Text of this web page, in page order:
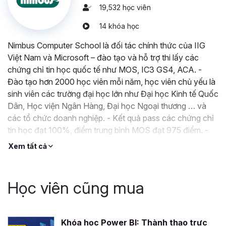
SQL này?
Khóa học này dành cho bất kỳ ai muốn học SQL để phục
vụ cho công việc truy vấn, phân tích, và quản lý cơ sở dữ
liệu,...
Sinh viên sắp ra trường hoặc nhân viên làm việc tại các vị
trí phải quản lý và phân tích dữ liệu nhưdata analyst,
tester(kiểm thử phần mềm),nhà quản trị cơ sở dữ
liệu ,...
Hoặc thậm chí, các công việc thuộc lĩnh vực bán lẻ, ngân
hàng, sản xuất… như
và quyết định đúng đắn, kịp thời.
Sự khác biệt khi học tập tại
19,532 học viên
14 khóa học
Nimbus Computer School là đối tác chính thức của IIG
Việt Nam và Microsoft – đào tạo và hỗ trợ thi lấy các
chứng chỉ tin học quốc tế như MOS, IC3 GS4, ACA. -
Đào tạo hơn 2000 học viên mỗi năm, học viên chủ yếu là
sinh viên các trường đại học lớn như Đại học Kinh tế Quốc
Dân, Học viện Ngân Hàng, Đại học Ngoại thương … và
các tổ chức doanh nghiệp. - Kết quả pass các chứng chỉ
tin học đạt 100%, điểm trung bình MOS đạt 975 điểm. -
Giảng viên có nhiều năm đào tạo chứng chỉ Tin học quốc
Xem tất cả
Học viên cũng mua
Khóa học Power BI: Thành thạo trực